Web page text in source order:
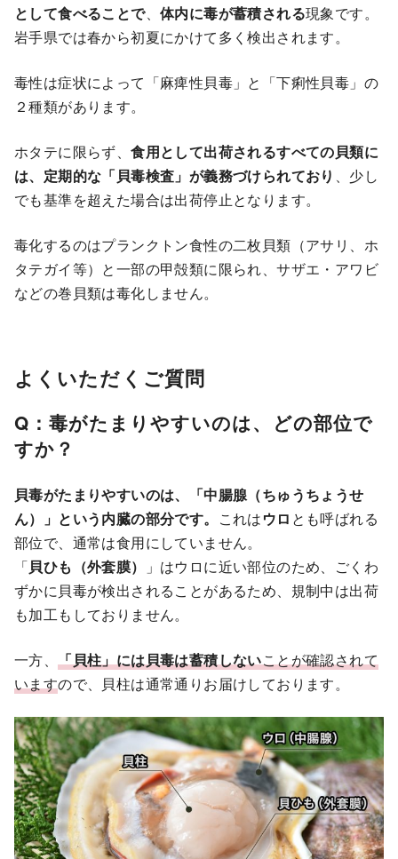
として食べることで、体内に毒が蓄積される現象です。
岩手県では春から初夏にかけて多く検出されます。
毒性は症状によって「麻痺性貝毒」と「下痢性貝毒」の
２種類があります。
ホタテに限らず、食用として出荷されるすべての貝類に
は、定期的な「貝毒検査」が義務づけられており
、少し
でも基準を超えた場合は出荷停止となります。
毒化するのはプランクトン食性の二枚貝類（アサリ、ホ
タテガイ等）と一部の甲殻類に限られ、サザエ・アワビ
などの巻貝類は毒化しません。
よくいただくご質問
Q：毒がたまりやすいのは、どの部位で
すか？
貝毒がたまりやすいのは、「中腸腺（ちゅうちょうせ
ん）」という内臓の部分です。 これはウロ とも呼ばれる
部位で、通常は食用にしていません。
「貝ひも（外套膜）
」はウロに近い部位のため、ごくわ
ずかに貝毒が検出されることがあるため、規制中は出荷
も加工もしておりません。
一方、「貝柱」には貝毒は蓄積しないことが確認されて
いますので、貝柱は通常通りお届けしております。